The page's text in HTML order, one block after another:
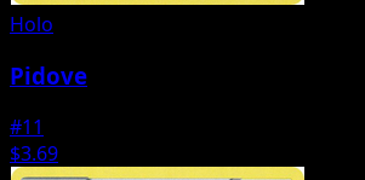
Holo
Pidove
#11
$3.69